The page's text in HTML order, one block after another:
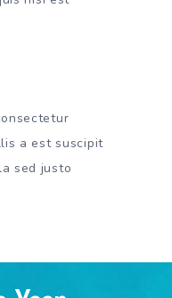
a est suscipit
sed justo